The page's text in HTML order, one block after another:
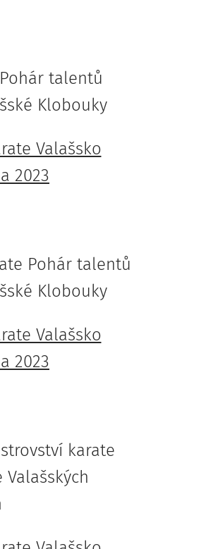
talentů
Klobouky
Valašsko
2023
Pohár talentů
Klobouky
Valašsko
2023
karate